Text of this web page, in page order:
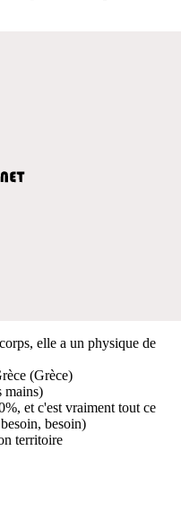
elle a un physique de
(Grèce)
mains)
et c'est vraiment tout ce
besoin)
territoire